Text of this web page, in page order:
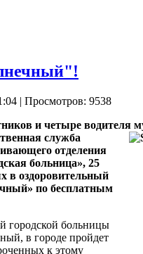
| Просмотров: 9538
и четыре водителя
служба
отделения
больница», 25
в оздоровительный
по бесплатным
городской больницы
в городе пройдет
к этому